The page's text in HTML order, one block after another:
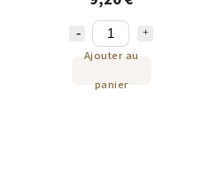
Ajouter au
panier